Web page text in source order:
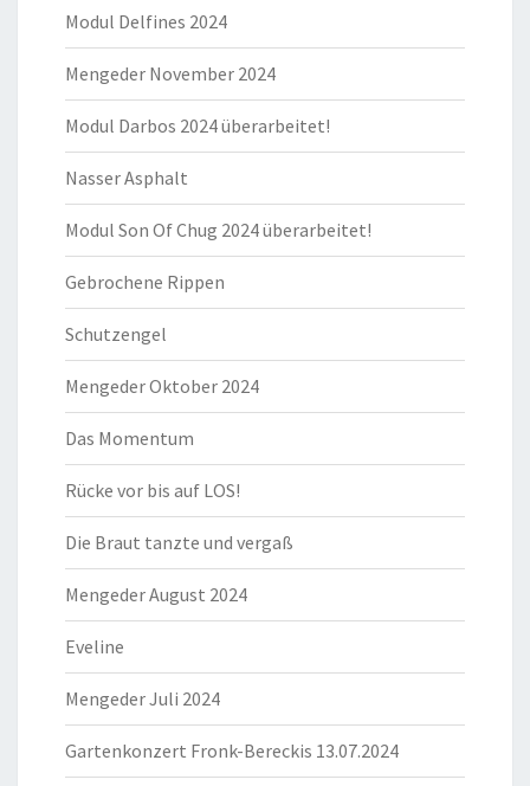
Modul Delfines 2024
Mengeder November 2024
Modul Darbos 2024 überarbeitet!
Nasser Asphalt
Modul Son Of Chug 2024 überarbeitet!
Gebrochene Rippen
Schutzengel
Mengeder Oktober 2024
Das Momentum
Rücke vor bis auf LOS!
Die Braut tanzte und vergaß
Mengeder August 2024
Eveline
Mengeder Juli 2024
Gartenkonzert Fronk-Bereckis 13.07.2024